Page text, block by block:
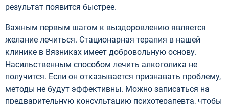
результат появится быстрее.
Важным первым шагом к выздоровлению является
желание лечиться. Стационарная терапия в нашей
клинике в Вязниках имеет добровольную основу.
Насильственным способом лечить алкоголика не
получится. Если он отказывается признавать проблему,
методы не будут эффективны. Можно записаться на
предварительную консультацию психотерапевта, чтобы